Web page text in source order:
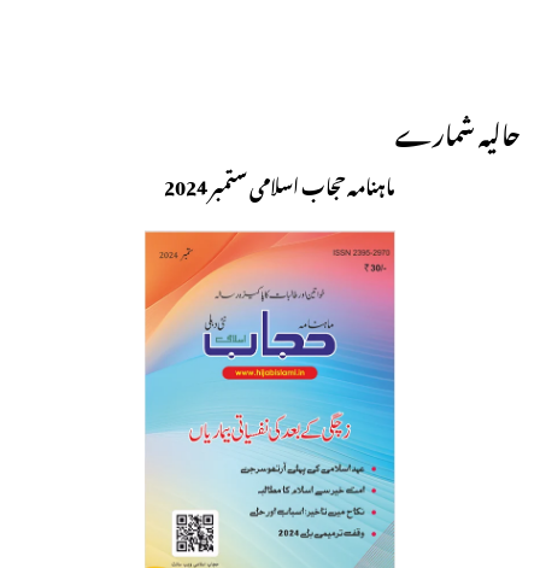
حالیہ شمارے
ماہنامہ حجاب اسلامی ستمبر 2024